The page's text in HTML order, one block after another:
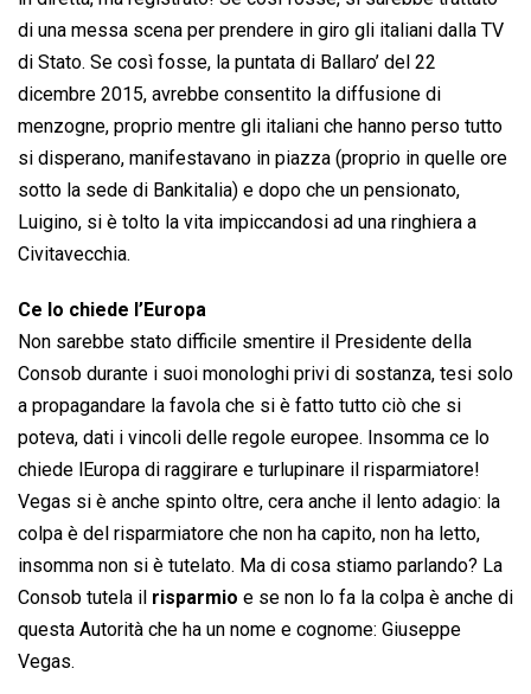
di una messa scena per prendere in giro gli italiani dalla TV
di Stato. Se così fosse, la puntata di Ballaro’ del 22
dicembre 2015, avrebbe consentito la diffusione di
menzogne, proprio mentre gli italiani che hanno perso tutto
si disperano, manifestavano in piazza (proprio in quelle ore
sotto la sede di Bankitalia) e dopo che un pensionato,
Luigino, si è tolto la vita impiccandosi ad una ringhiera a
Civitavecchia.
Ce lo chiede l’Europa
Non sarebbe stato difficile smentire il Presidente della
Consob durante i suoi monologhi privi di sostanza, tesi solo
a propagandare la favola che si è fatto tutto ciò che si
poteva, dati i vincoli delle regole europee. Insomma ce lo
chiede lEuropa di raggirare e turlupinare il risparmiatore!
Vegas si è anche spinto oltre, cera anche il lento adagio: la
colpa è del risparmiatore che non ha capito, non ha letto,
insomma non si è tutelato. Ma di cosa stiamo parlando? La
Consob tutela il risparmio e se non lo fa la colpa è anche di
questa Autorità che ha un nome e cognome: Giuseppe
Vegas.